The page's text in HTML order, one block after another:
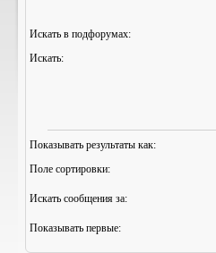
Искать в подфорумах:
Искать:
Показывать результаты как:
Поле сортировки:
Искать сообщения за:
Показывать первые: